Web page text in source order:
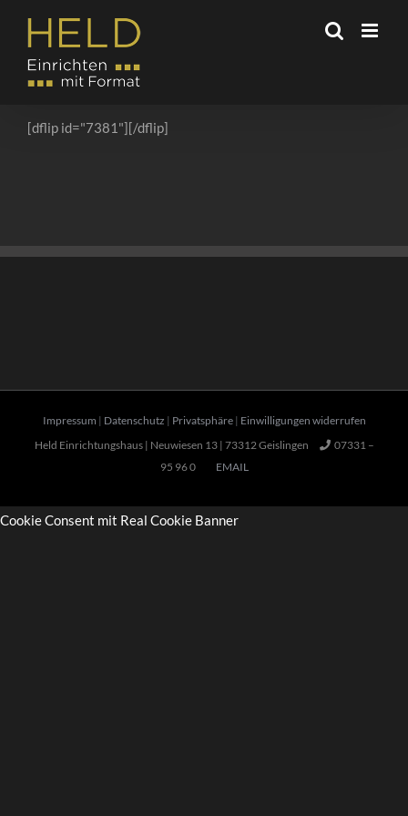
Inhalt
springen
[dflip id="7381"][/dflip]
Impressum | Datenschutz | Privatsphäre| Einwilligungen widerrufen
Held Einrichtungshaus | Neuwiesen 13 | 73312 Geislingen
07331 –
95 96 0
EMAIL
Cookie Consent mit Real Cookie Banner